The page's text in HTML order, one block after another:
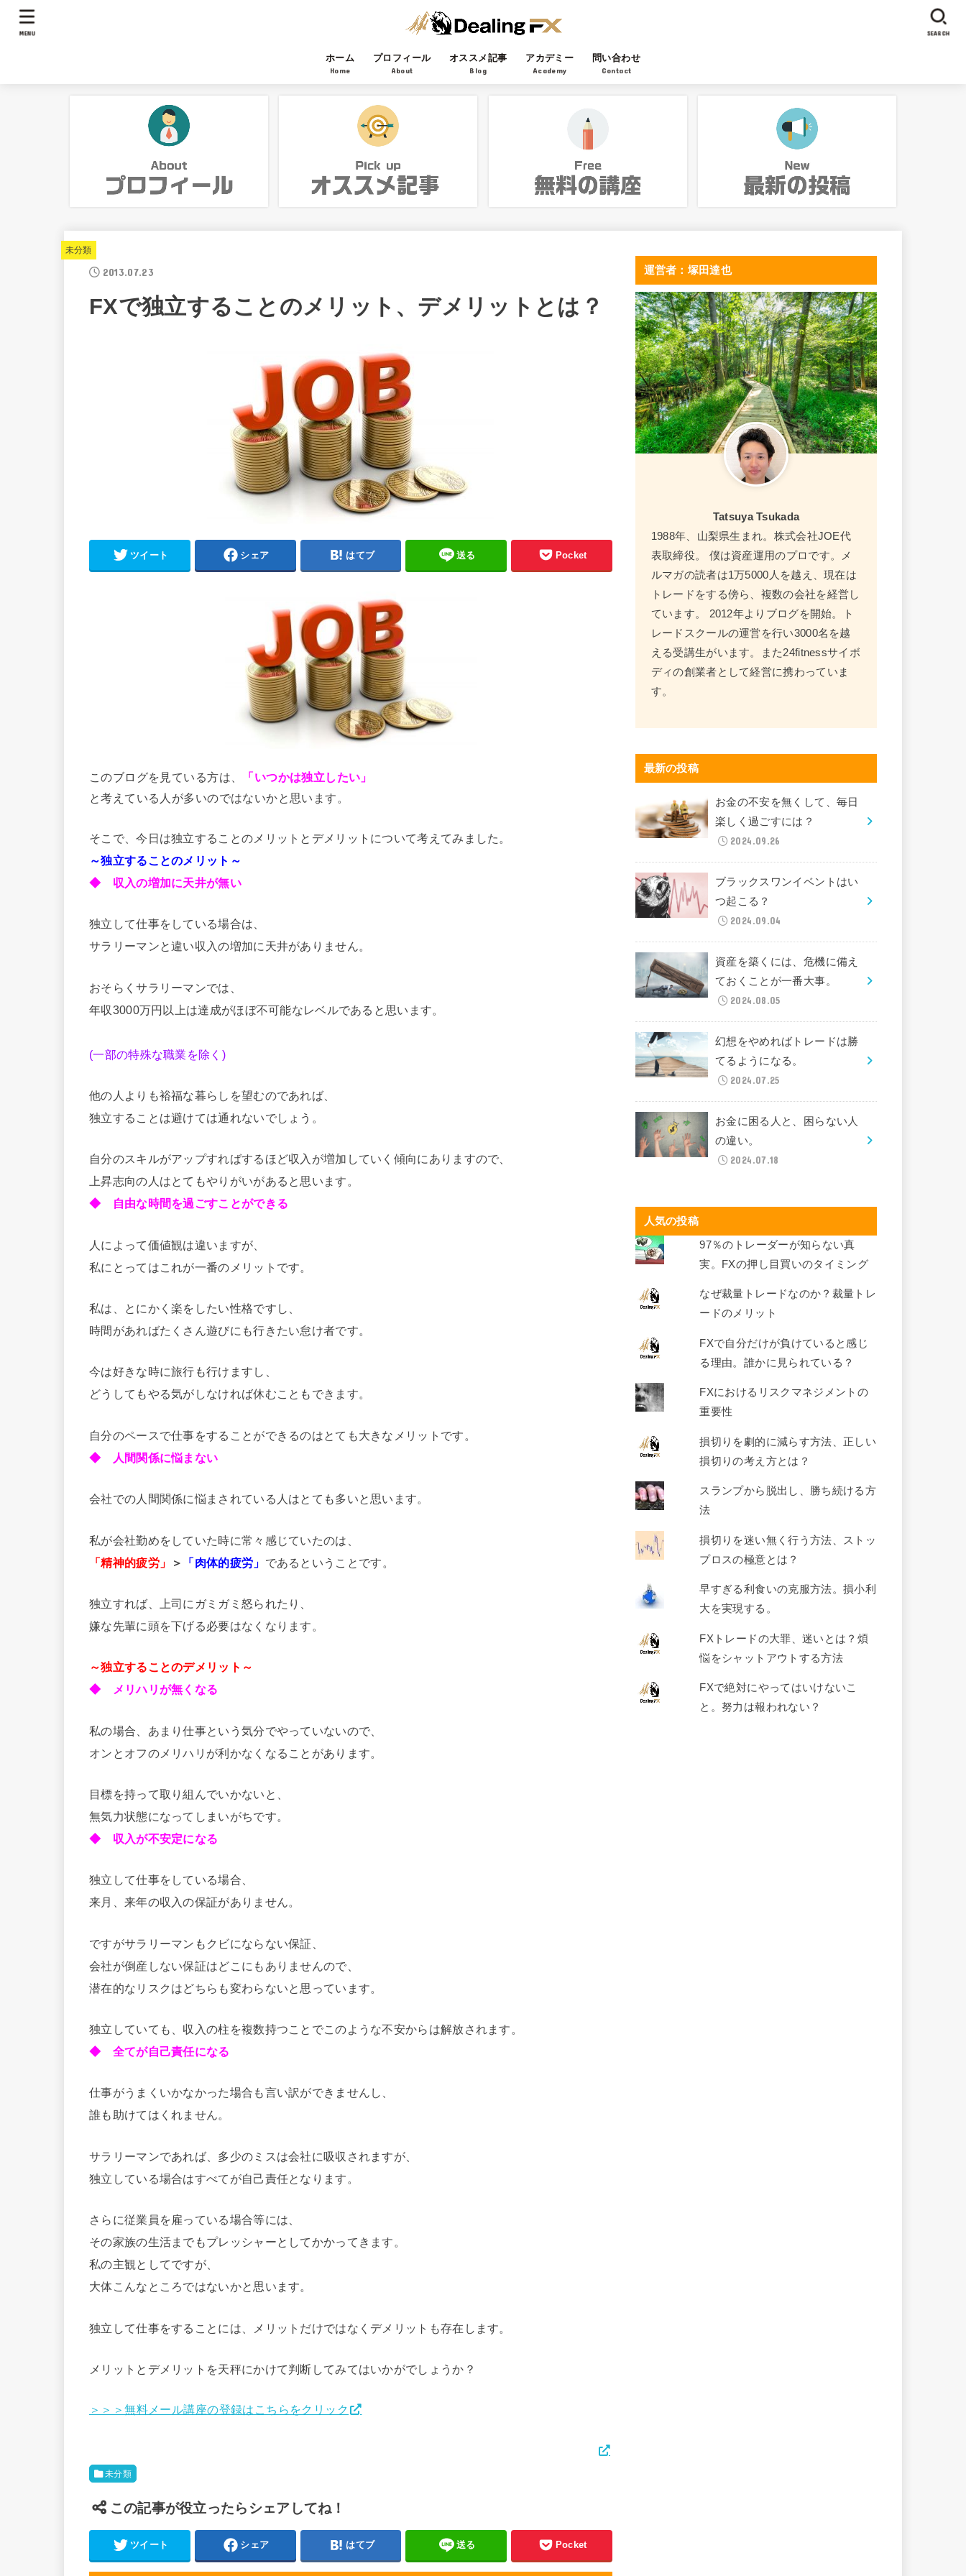
ホーム
Home
プロフィール
About
オススメ記事
Blog
アカデミー
Academy
問い合わせ
Contact
SEARCH
MENU
未分類
2013.07.23
FXで独立することのメリット、デメリットとは？
ツイート シェア はてブ 送る Pocket
このブログを見ている方は、
「いつかは独立したい」
と考えている人が多いのではないかと思います。
そこで、今日は独立することのメリットとデメリットについて考えてみました。
～独立することのメリット～
◆ 収入の増加に天井が無い
独立して仕事をしている場合は、
サラリーマンと違い収入の増加に天井がありません。
おそらくサラリーマンでは、
年収3000万円以上は達成がほぼ不可能なレベルであると思います。
(一部の特殊な職業を除く)
他の人よりも裕福な暮らしを望むのであれば、
独立することは避けては通れないでしょう。
自分のスキルがアップすればするほど収入が増加していく傾向にありますので、
上昇志向の人はとてもやりがいがあると思います。
◆ 自由な時間を過ごすことができる
人によって価値観は違いますが、
私にとってはこれが一番のメリットです。
私は、とにかく楽をしたい性格ですし、
時間があればたくさん遊びにも行きたい怠け者です。
今は好きな時に旅行も行けますし、
どうしてもやる気がしなければ休むこともできます。
自分のペースで仕事をすることができるのはとても大きなメリットです。
◆ 人間関係に悩まない
会社での人間関係に悩まされている人はとても多いと思います。
私が会社勤めをしていた時に常々感じていたのは、
「精神的疲労」
＞ 「肉体的疲労」 であるということです。
独立すれば、上司にガミガミ怒られたり、
嫌な先輩に頭を下げる必要はなくなります。
～独立することのデメリット～
◆ メリハリが無くなる
私の場合、あまり仕事という気分でやっていないので、
オンとオフのメリハリが利かなくなることがあります。
目標を持って取り組んでいかないと、
無気力状態になってしまいがちです。
◆ 収入が不安定になる
独立して仕事をしている場合、
来月、来年の収入の保証がありません。
ですがサラリーマンもクビにならない保証、
会社が倒産しない保証はどこにもありませんので、
潜在的なリスクはどちらも変わらないと思っています。
独立していても、収入の柱を複数持つことでこのような不安からは解放されます。
◆ 全てが自己責任になる
仕事がうまくいかなかった場合も言い訳ができませんし、
誰も助けてはくれません。
サラリーマンであれば、多少のミスは会社に吸収されますが、
独立している場合はすべてが自己責任となります。
さらに従業員を雇っている場合等には、
その家族の生活までもプレッシャーとしてかかってきます。
私の主観としてですが、
大体こんなところではないかと思います。
独立して仕事をすることには、メリットだけではなくデメリットも存在します。
メリットとデメリットを天秤にかけて判断してみてはいかがでしょうか？
＞＞＞無料メール講座の登録はこちらをクリック
未分類
この記事が役立ったらシェアしてね！
ツイート シェア はてブ 送る Pocket
運営者：塚田達也
Tatsuya Tsukada
1988年、山梨県生まれ。株式会社JOE代
表取締役。 僕は資産運用のプロです。メ
ルマガの読者は1万5000人を越え、現在は
トレードをする傍ら、複数の会社を経営し
ています。 2012年よりブログを開始。ト
レードスクールの運営を行い3000名を越
える受講生がいます。また24fitnessサイボ
ディの創業者として経営に携わっていま
す。
最新の投稿
お金の不安を無くして、毎日
楽しく過ごすには？
2024.09.26
ブラックスワンイベントはい
つ起こる？
2024.09.04
資産を築くには、危機に備え
ておくことが一番大事。
2024.08.05
幻想をやめればトレードは勝
てるようになる。
2024.07.25
お金に困る人と、困らない人
の違い。
2024.07.18
人気の投稿
97％のトレーダーが知らない真
実。FXの押し目買いのタイミング
なぜ裁量トレードなのか？裁量トレ
ードのメリット
FXで自分だけが負けていると感じ
る理由。誰かに見られている？
FXにおけるリスクマネジメントの
重要性
損切りを劇的に減らす方法、正しい
損切りの考え方とは？
スランプから脱出し、勝ち続ける方
法
損切りを迷い無く行う方法、ストッ
プロスの極意とは？
早すぎる利食いの克服方法。損小利
大を実現する。
FXトレードの大罪、迷いとは？煩
悩をシャットアウトする方法
FXで絶対にやってはいけないこ
と。努力は報われない？